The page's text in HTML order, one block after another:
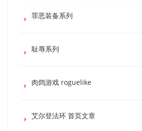
罪恶装备系列
耻辱系列
肉鸽游戏 roguelike
艾尔登法环 首页文章